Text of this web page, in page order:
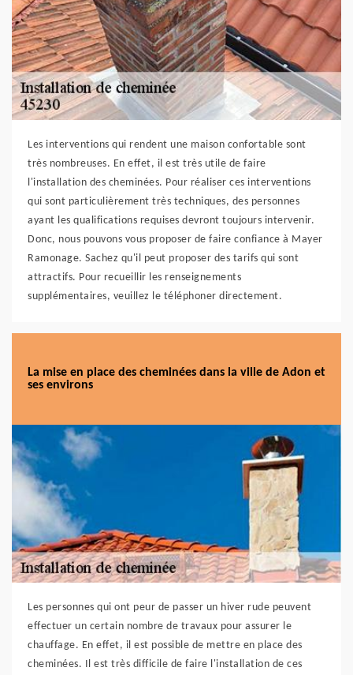
Les interventions qui rendent une maison confortable sont
très nombreuses. En effet, il est très utile de faire
l'installation des cheminées. Pour réaliser ces interventions
qui sont particulièrement très techniques, des personnes
ayant les qualifications requises devront toujours intervenir.
Donc, nous pouvons vous proposer de faire confiance à Mayer
Ramonage. Sachez qu'il peut proposer des tarifs qui sont
attractifs. Pour recueillir les renseignements
supplémentaires, veuillez le téléphoner directement.
La mise en place des cheminées dans la ville de Adon et
ses environs
Les personnes qui ont peur de passer un hiver rude peuvent
effectuer un certain nombre de travaux pour assurer le
chauffage. En effet, il est possible de mettre en place des
cheminées. Il est très difficile de faire l'installation de ces